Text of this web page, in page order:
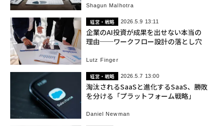
Shagun Malhotra
経営・戦略 2026.5.9 13:11
企業のAI投資が成果を出せない本当の
理由──ワークフロー設計の落とし穴
Lutz Finger
経営・戦略 2026.5.7 13:00
淘汰されるSaaSと進化するSaaS、勝敗
を分ける「プラットフォーム戦略」
Daniel Newman